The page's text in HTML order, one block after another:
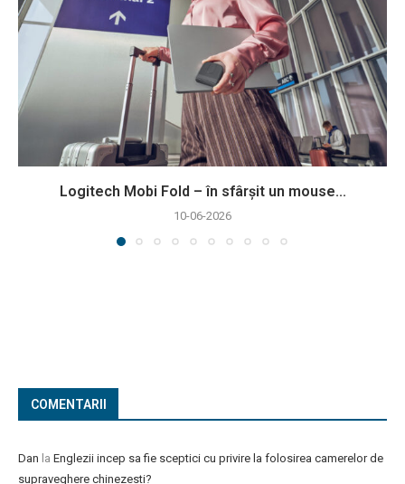
Logitech Mobi Fold – în sfârșit un mouse...
10-06-2026
COMENTARII
Dan la Englezii incep sa fie sceptici cu privire la folosirea camerelor de
supraveghere chinezesti?